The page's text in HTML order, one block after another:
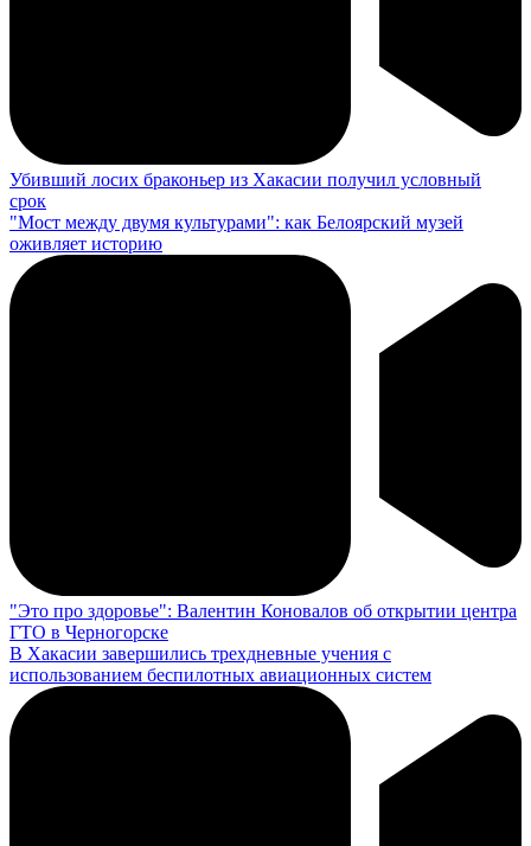
Убивший лосих браконьер из Хакасии получил условный
срок
"Мост между двумя культурами": как Белоярский музей
оживляет историю
"Это про здоровье": Валентин Коновалов об открытии центра
ГТО в Черногорске
В Хакасии завершились трехдневные учения с
использованием беспилотных авиационных систем